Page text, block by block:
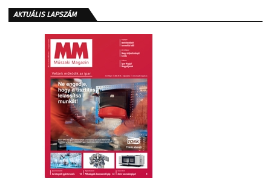
AKTUÁLIS LAPSZÁM